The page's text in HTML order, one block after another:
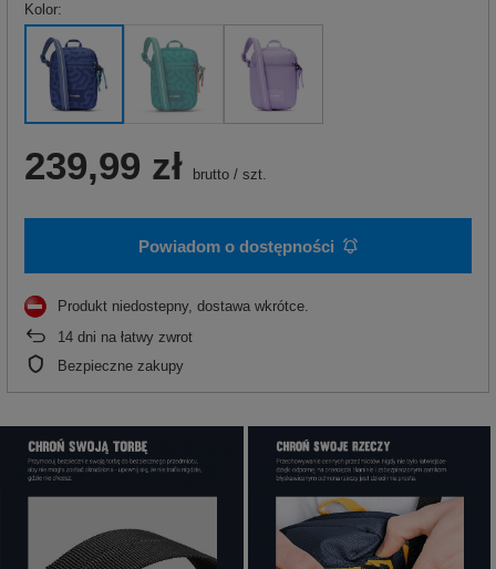
Kolor
239,99 zł brutto / szt.
Powiadom o dostępności
Produkt niedostepny, dostawa wkrótce
14 dni na łatwy zwrot
Bezpieczne zakupy